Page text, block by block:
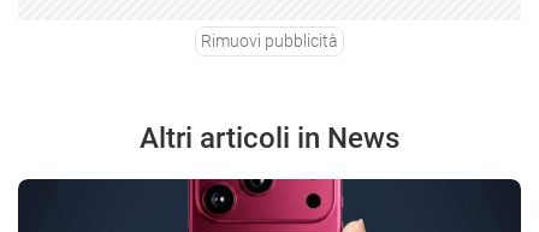
Rimuovi pubblicità
Altri articoli in News